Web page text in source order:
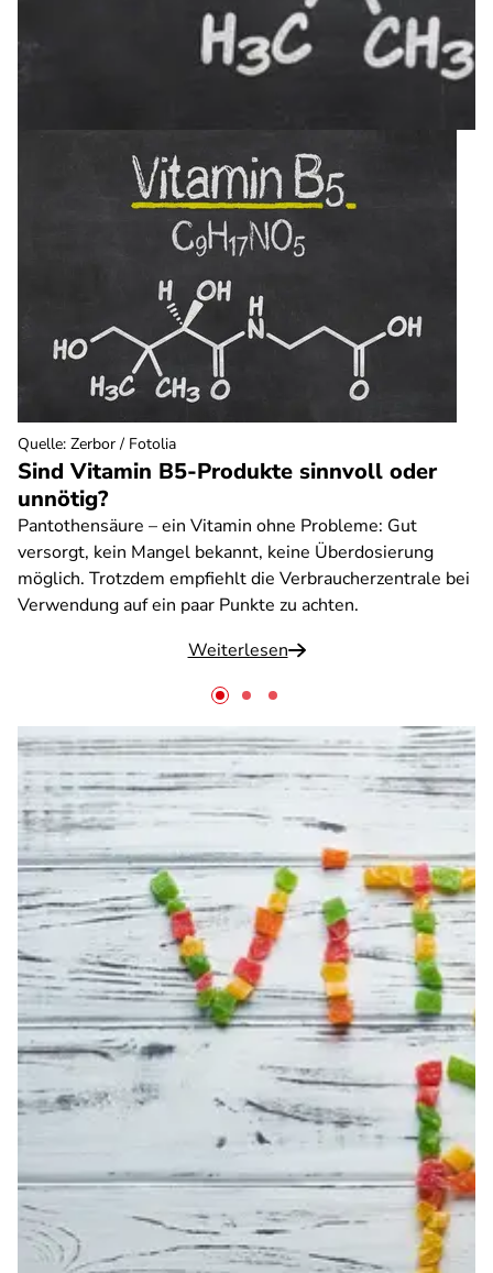
Sind Vitamin B5-Produkte sinnvoll oder
unnötig?
Pantothensäure – ein Vitamin ohne Probleme: Gut
versorgt, kein Mangel bekannt, keine Überdosierung
möglich. Trotzdem empfiehlt die Verbraucherzentrale bei
Verwendung auf ein paar Punkte zu achten.
Weiterlesen
Quelle: Zerbor / Fotolia